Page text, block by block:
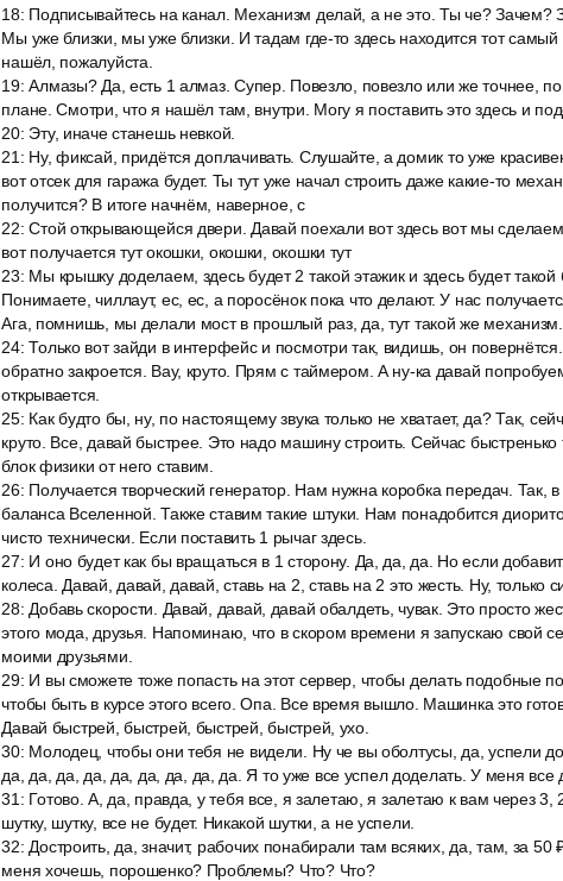
18: Подписывайтесь на канал. Механизм делай, а не это. Ты че? Зачем?
Мы уже близки, мы уже близки. И тадам где-то здесь находится тот самый
нашёл, пожалуйста.
19:Алмазы? Да, есть 1 алмаз. Супер. Повезло, повезло или же точнее,
плане. Смотри, что я нашёл там, внутри. Могу я поставить это здесь и
20: Эту, иначе станешь невкой.
21 : Ну, фиксай, придётся доплачивать. Слушайте, а домик то уже
вот отсек для гаража будет. Ты тут уже начал строить даже какие-то
получится? В итоге начнём, наверное, с
22:Стой открывающейся двери. Давай поехали вот здесь вот мы
вот получается тут окошки, окошки, окошки тут
23: Мы крышку доделаем, здесь будет 2 такой этажик и здесь будет
Понимаете, чиллаут, ес, ес, а поросёнок пока что делают. У нас
Ага, помнишь, мы делали мост в прошлый раз, да, тут такой же механизм.
24:Только вот зайди в интерфейс и посмотри так, видишь, он
обратно закроется. Вау, круто. Прям с таймером. А ну-ка давай
открывается.
25: Как будто бы, ну, по настоящему звука только не хватает, да? Так,
круто. Все, давай быстрее. Это надо машину строить. Сейчас
блок физики от него ставим.
26: Получается творческий генератор. Нам нужна коробка передач. Так,
баланса Вселенной. Также ставим такие штуки. Нам понадобится
чисто технически. Если поставить 1 рычаг здесь.
27: И оно будет как бы вращаться в 1 сторону. Да, да, да. Но если
колеса. Давай, давай, давай, ставь на 2, ставь на 2 это жесть. Ну, только
28: Добавь скорости. Давай, давай, давай обалдеть, чувак. Это просто
этого мода, друзья. Напоминаю, что в скором времени я запускаю свой
моими друзьями.
29: И вы сможете тоже попасть на этот сервер, чтобы делать подобные
чтобы быть в курсе этого всего. Опа. Все время вышло. Машинка это
Давай быстрей, быстрей, быстрей, быстрей, ухо.
30: Молодец, чтобы они тебя не видели. Ну че вы оболтусы, да, успели
да, да, да, да, да, да, да, да, да. Я то уже все успел доделать. У меня все
31 : Готово. А, да, правда, у тебя все, я залетаю, я залетаю к вам через
шутку, шутку, все не будет. Никакой шутки, а не успели.
32: Достроить, да, значит, рабочих понабирали там всяких, да, там, за
меня хочешь, порошенко? Проблемы? Что? Что?